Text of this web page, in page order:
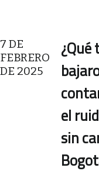
7 DE
FEBRERO
DE 2025
el
sin